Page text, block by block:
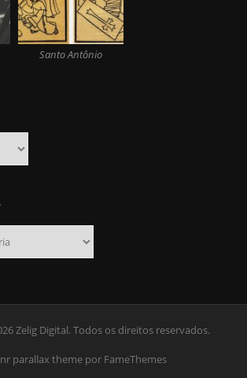
Santo Antônio
Zelig Digital. Todos os direitos reservados.
parallax theme por FameThemes